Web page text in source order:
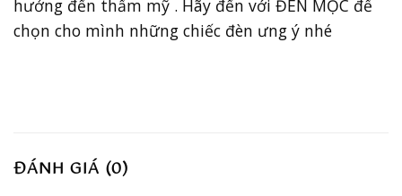
hưởng đến thẩm mỹ . Hãy đến với ĐÈN MỘC để
chọn cho mình những chiếc đèn ưng ý nhé
ĐÁNH GIÁ (0)